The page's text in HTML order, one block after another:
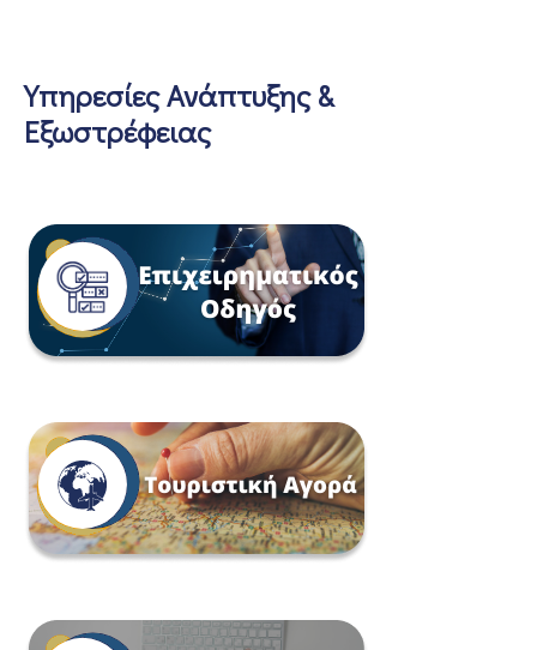
Υπηρεσίες Ανάπτυξης &
Εξωστρέφειας